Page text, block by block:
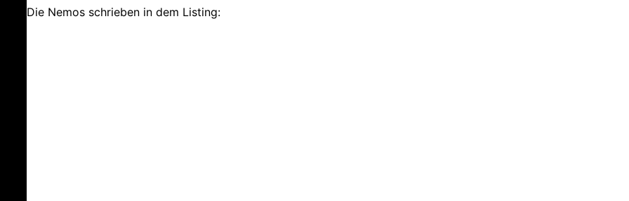
Die Nemos schrieben in dem Listing: